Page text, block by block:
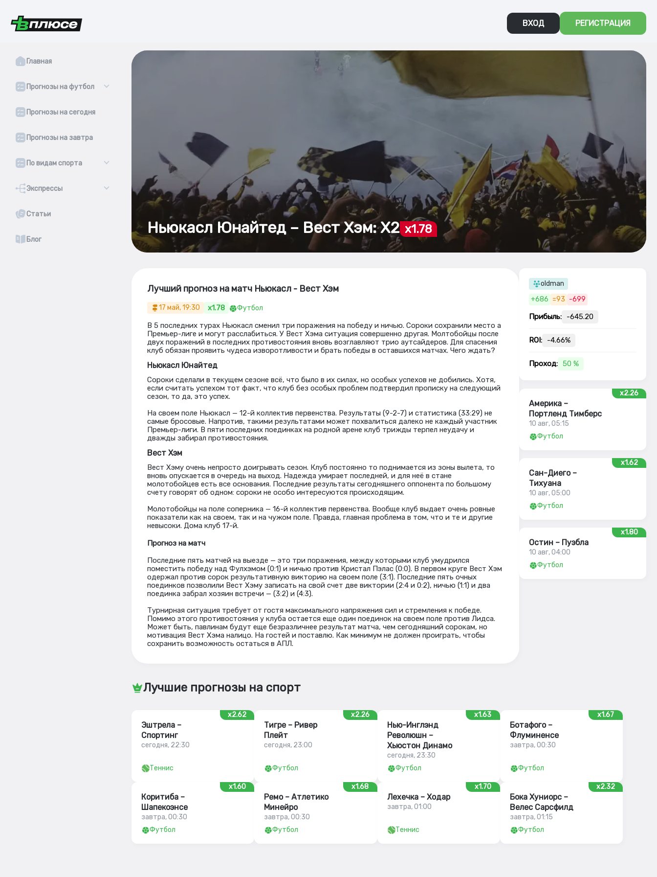
ВХОД РЕГИСТРАЦИЯ
Главная
Прогнозы на футбол
Прогнозы на сегодня
Прогнозы на завтра
По видам спорта
Экспрессы
Статьи
Блог
Ньюкасл Юнайтед – Вест Хэм: Х2 x1.78
Лучший прогноз на матч Ньюкасл - Вест Хэм
17 май, 19:30 x1.78 Футбол
В 5 последних турах Ньюкасл сменил три поражения на победу и ничью. Сороки сохранили место а
Премьер-лиге и могут расслабиться. У Вест Хэма ситуация совершенно другая. Молтобойцы после
двух поражений в последних противостояния вновь возглавляют трио аутсайдеров. Для спасения
клуб обязан проявить чудеса изворотливости и брать победы в оставшихся матчах. Чего ждать?
Ньюкасл Юнайтед
Сороки сделали в текущем сезоне всё, что было в их силах, но особых успехов не добились. Хотя,
если считать успехом тот факт, что клуб без особых проблем подтвердил прописку на следующий
сезон, то да, это успех.
На своем поле Ньюкасл — 12-й коллектив первенства. Результаты (9-2-7) и статистика (33:29) не
самые бросовые. Напротив, такими результатами может похвалиться далеко не каждый участник
Премьер-лиги. В пяти последних поединках на родной арене клуб трижды терпел неудачу и
дважды забирал противостояния.
Вест Хэм
Вест Хэму очень непросто доигрывать сезон. Клуб постоянно то поднимается из зоны вылета, то
вновь опускается в очередь на выход. Надежда умирает последней, и для неё в стане
молотобойцев есть все основания. Последние результаты сегодняшнего оппонента по большому
счету говорят об одном: сороки не особо интересуются происходящим.
Молотобойцы на поле соперника — 16-й коллектив первенства. Вообще клуб выдает очень ровные
показатели как на своем, так и на чужом поле. Правда, главная проблема в том, что и те и другие
невысоки. Дома клуб 17-й.
Прогноз на матч
Последние пять матчей на выезде — это три поражения, между которыми клуб умудрился
поместить победу над Фулхэмом (0:1) и ничью против Кристал Пэлас (0:0). В первом круге Вест Хэм
одержал против сорок результативную викторию на своем поле (3:1). Последние пять очных
поединков позволили Вест Хэму записать на свой счет две виктории (2:4 и 0:2), ничью (1:1) и два
поединка забрал хозяин встречи — (3:2) и (4:3).
Турнирная ситуация требует от гостя максимального напряжения сил и стремления к победе.
Помимо этого противостояния у клуба остается еще один поединок на своем поле против Лидса.
Может быть, павлинам будут еще безразличнее результат матча, чем сегодняшний сорокам, но
мотивация Вест Хэма налицо. На гостей и поставлю. Как минимум не должен проиграть, чтобы
сохранить возможность остаться в АПЛ.
oldman
+686 =93 -699
Прибыль: -645.20
ROI: -4.66%
Проход: 50 %
x2.26
Америка –
Портленд Тимберс
10 авг, 05:15
Футбол
x1.62
Сан-Диего –
Тихуана
10 авг, 05:00
Футбол
x1.80
Остин – Пуэбла
10 авг, 04:00
Футбол
Лучшие прогнозы на спорт
x2.62
Эштрела –
Спортинг
сегодня, 22:30
Теннис
x2.26
Тигре – Ривер
Плейт
сегодня, 23:00
Футбол
x1.63
Нью-Инглэнд
Революшн –
Хьюстон Динамо
сегодня, 23:30
Футбол
x1.67
Ботафого –
Флуминенсе
завтра, 00:30
Футбол
x1.60
Коритиба –
Шапекоэнсе
завтра, 00:30
Футбол
x1.68
Ремо – Атлетико
Минейро
завтра, 00:30
Футбол
x1.70
Лехечка – Ходар
завтра, 01:00
Теннис
x2.32
Бока Хуниорс –
Велес Сарсфилд
завтра, 01:15
Футбол